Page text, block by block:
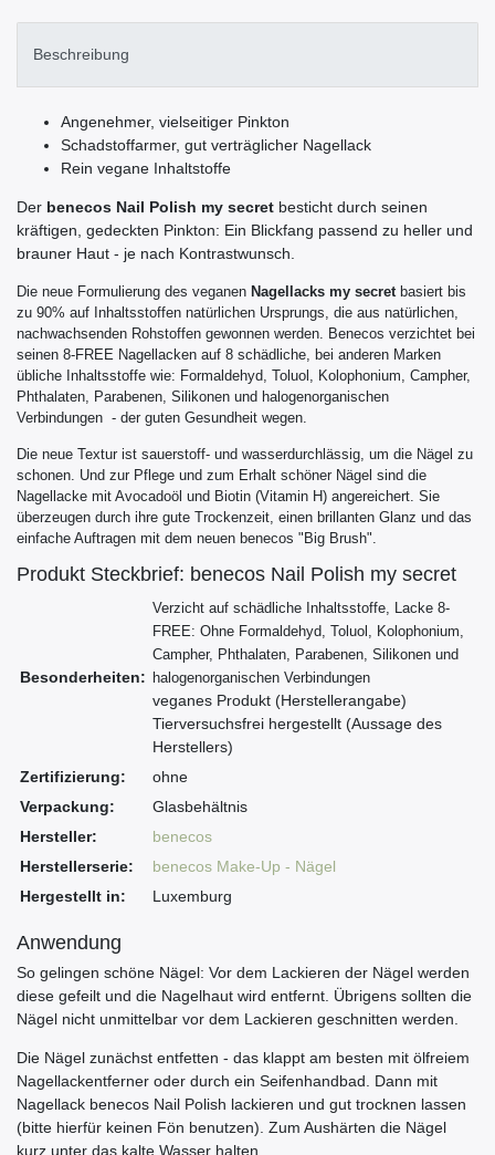
Beschreibung
Angenehmer, vielseitiger Pinkton
Schadstoffarmer, gut verträglicher Nagellack
Rein vegane Inhaltstoffe
Der benecos Nail Polish my secret besticht durch seinen
kräftigen, gedeckten Pinkton: Ein Blickfang passend zu heller und
brauner Haut - je nach Kontrastwunsch.
Die neue Formulierung des veganen Nagellacks my secret basiert bis
zu 90% auf Inhaltsstoffen natürlichen Ursprungs, die aus natürlichen,
nachwachsenden Rohstoffen gewonnen werden. Benecos verzichtet bei
seinen 8-FREE Nagellacken auf 8 schädliche, bei anderen Marken
übliche Inhaltsstoffe wie: Formaldehyd, Toluol, Kolophonium, Campher,
Phthalaten, Parabenen, Silikonen und halogenorganischen
Verbindungen - der guten Gesundheit wegen.
Die neue Textur ist sauerstoff- und wasserdurchlässig, um die Nägel zu
schonen. Und zur Pflege und zum Erhalt schöner Nägel sind die
Nagellacke mit Avocadoöl und Biotin (Vitamin H) angereichert. Sie
überzeugen durch ihre gute Trockenzeit, einen brillanten Glanz und das
einfache Auftragen mit dem neuen benecos "Big Brush".
Produkt Steckbrief: benecos Nail Polish my secret
Besonderheiten:
Verzicht auf schädliche Inhaltsstoffe, Lacke 8-
FREE: Ohne Formaldehyd, Toluol, Kolophonium,
Campher, Phthalaten, Parabenen, Silikonen und
halogenorganischen Verbindungen
veganes Produkt (Herstellerangabe)
Tierversuchsfrei hergestellt (Aussage des
Herstellers)
Zertifizierung:
ohne
Verpackung:
Glasbehältnis
Hersteller:
benecos
Herstellerserie:
benecos Make-Up - Nägel
Hergestellt in:
Luxemburg
Anwendung
So gelingen schöne Nägel: Vor dem Lackieren der Nägel werden
diese gefeilt und die Nagelhaut wird entfernt. Übrigens sollten die
Nägel nicht unmittelbar vor dem Lackieren geschnitten werden.
Die Nägel zunächst entfetten - das klappt am besten mit ölfreiem
Nagellackentferner oder durch ein Seifenhandbad. Dann mit
Nagellack benecos Nail Polish lackieren und gut trocknen lassen
(bitte hierfür keinen Fön benutzen). Zum Aushärten die Nägel
kurz unter das kalte Wasser halten.